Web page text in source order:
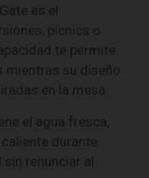
es el
picnics o
te permite
mientras su diseño
en la mesa.
el agua fresca,
durante
renunciar al